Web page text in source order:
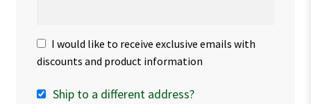
I would like to receive exclusive emails with
discounts and product information
Ship to a different address?